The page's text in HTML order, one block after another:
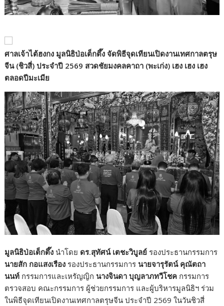
ศาลเจ้าไต้ฮงกง มูลนิธิป่อเต็กตึ๊ง จัดพิธีจุดเทียนเปิดงานเทศกาลตรุษ
จีน (ชิวสี่) ประจำปี 2569 สวดชัยมงคลคาถา (พะเก่ง) เฮง เฮง เฮง
ตลอดปีมะเมีย
มูลนิธิป่อเต็กตึ๊ง นำโดย ดร.สุทัศน์ เตชะวิบูลย์ รองประธานกรรมการ
นายสัก กอแสงเรือง รองประธานกรรมการ นายจารุรัตน์ คุณัตถา
นนท์ กรรมการและเหรัญญิก นางจินดา บุญลาภทวีโชค กรรมการ
ตรวจสอบ คณะกรรมการ ผู้ช่วยกรรมการ และผู้บริหารมูลนิธิฯ ร่วม
ในพิธีจุดเทียนเปิดงานเทศกาลตรุษจีน ประจำปี 2569 ในวันชิวสี่